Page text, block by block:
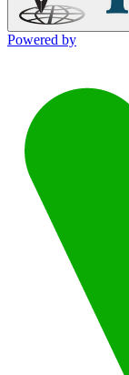
Powered by